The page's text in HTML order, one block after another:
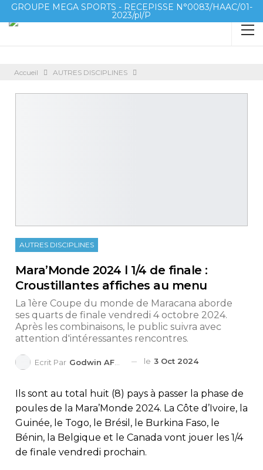
GROUPE MEGA SPORTS - RECEPISSE N°0083/HAAC/01-
2023/pl/P
Accueil AUTRES DISCIPLINES
AUTRES DISCIPLINES
Mara’Monde 2024 l 1/4 de finale :
Croustillantes affiches au menu
La 1ère Coupe du monde de Maracana aborde
ses quarts de finale vendredi 4 octobre 2024.
Après les combinaisons, le public suivra avec
attention d'intéressantes rencontres.
Ecrit Par Godwin AFEDO le 3 Oct 2024
Ils sont au total huit (8) pays à passer la phase de
poules de la Mara’Monde 2024. La Côte d’Ivoire, la
Guinée, le Togo, le Brésil, le Burkina Faso, le
Bénin, la Belgique et le Canada vont jouer les 1/4
de finale vendredi prochain.